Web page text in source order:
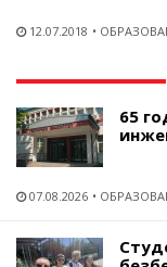
12.07.2018
65
07.08.2026